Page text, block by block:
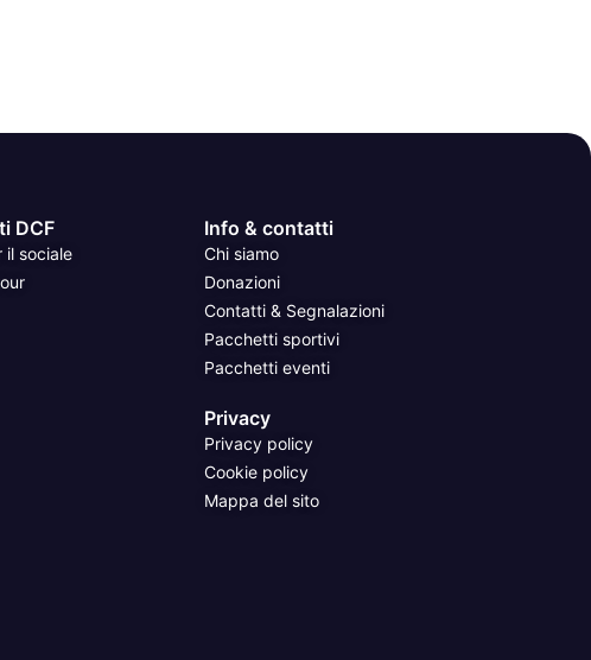
DCF
il sociale
Info & contatti
Chi siamo
Donazioni
Contatti & Segnalazioni
Pacchetti sportivi
Pacchetti eventi
Privacy
Privacy policy
Cookie policy
Mappa del sito